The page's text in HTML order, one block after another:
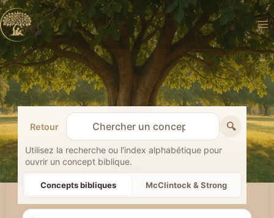
Aller
au
contenu
Retour
R
e
c
h
e
🔍
Utilisez la recherche ou l'index alphabétique pour
ouvrir un concept biblique.
Concepts bibliques McClintock & Strong